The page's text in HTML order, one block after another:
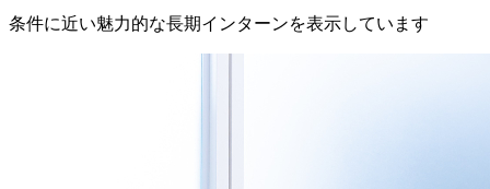
条件に近い魅力的な長期インターンを表示しています